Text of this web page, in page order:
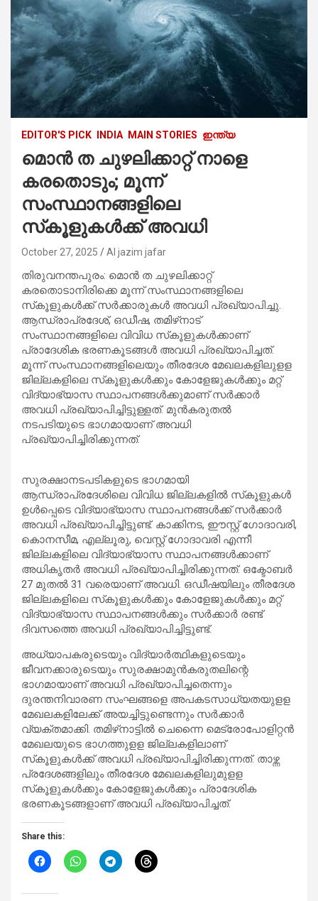
EDITOR'S PICK INDIA MAIN STORIES ഇന്ത്യ
മൊന്‍ ത ചുഴലിക്കാറ്റ് നാളെ
കരതൊടും; മൂന്ന്
സംസ്ഥാനങ്ങളിലെ
സ്‌കൂളുകള്‍ക്ക് അവധി
October 27, 2025 Al jazim jafar
തിരുവനന്തപുരം: മൊന്‍ ത ചുഴലിക്കാറ്റ്
കരതൊടാനിരിക്കെ മൂന്ന് സംസ്ഥാനങ്ങളിലെ
സ്‌കൂളുകള്‍ക്ക് സര്‍ക്കാരുകള്‍ അവധി പ്രഖ്യാപിച്ചു.
ആന്ധ്രാപ്രദേശ്, ഒഡീഷ, തമിഴ്‌നാട്
സംസ്ഥാനങ്ങളിലെ വിവിധ സ്‌കൂളുകള്‍ക്കാണ്
പ്രാദേശിക ഭരണകൂടങ്ങള്‍ അവധി പ്രഖ്യാപിച്ചത്.
മൂന്ന് സംസ്ഥാനങ്ങളിലെയും തീരദേശ മേഖലകളിലുളള
ജില്ലകളിലെ സ്‌കൂളുകള്‍ക്കും കോളേജുകള്‍ക്കും മറ്റ്
വിദ്യാഭ്യാസ സ്ഥാപനങ്ങള്‍ക്കുമാണ് സര്‍ക്കാര്‍
അവധി പ്രഖ്യാപിച്ചിട്ടുള്ളത്. മുന്‍കരുതല്‍
നടപടിയുടെ ഭാഗമായാണ് അവധി
പ്രഖ്യാപിച്ചിരിക്കുന്നത്.
സുരക്ഷാനടപടികളുടെ ഭാഗമായി
ആന്ധ്രാപ്രദേശിലെ വിവിധ ജില്ലകളില്‍ സ്‌കൂളുകള്‍
ഉള്‍പ്പെടെ വിദ്യാഭ്യാസ സ്ഥാപനങ്ങള്‍ക്ക് സര്‍ക്കാര്‍
അവധി പ്രഖ്യാപിച്ചിട്ടുണ്ട്. കാക്കിനട, ഈസ്റ്റ് ഗോദാവരി,
കൊനസീമ, എല്ലൂരു, വെസ്റ്റ് ഗോദാവരി എന്നീ
ജില്ലകളിലെ വിദ്യാഭ്യാസ സ്ഥാപനങ്ങള്‍ക്കാണ്
അധികൃതര്‍ അവധി പ്രഖ്യാപിച്ചിരിക്കുന്നത്. ഒക്ടോബര്‍
27 മുതല്‍ 31 വരെയാണ് അവധി. ഒഡീഷയിലും തീരദേശ
ജില്ലകളിലെ സ്‌കൂളുകള്‍ക്കും കോളേജുകള്‍ക്കും മറ്റ്
വിദ്യാഭ്യാസ സ്ഥാപനങ്ങള്‍ക്കും സര്‍ക്കാര്‍ രണ്ട്
ദിവസത്തെ അവധി പ്രഖ്യാപിച്ചിട്ടുണ്ട്.
അധ്യാപകരുടെയും വിദ്യാര്‍ത്ഥികളുടെയും
ജീവനക്കാരുടെയും സുരക്ഷാമുന്‍കരുതലിന്റെ
ഭാഗമായാണ് അവധി പ്രഖ്യാപിച്ചതെന്നും
ദുരന്തനിവാരണ സംഘങ്ങളെ അപകടസാധ്യതയുളള
മേഖലകളിലേക്ക് അയച്ചിട്ടുണ്ടെന്നും സര്‍ക്കാര്‍
വ്യക്തമാക്കി. തമിഴ്‌നാട്ടില്‍ ചെന്നൈ മെട്രോപോളിറ്റന്‍
മേഖലയുടെ ഭാഗത്തുളള ജില്ലകളിലാണ്
സ്‌കൂളുകള്‍ക്ക് അവധി പ്രഖ്യാപിച്ചിരിക്കുന്നത്. താഴ്ന്ന
പ്രദേശങ്ങളിലും തീരദേശ മേഖലകളിലുമുളള
സ്‌കൂളുകള്‍ക്കും കോളേജുകള്‍ക്കും പ്രാദേശിക
ഭരണകൂടങ്ങളാണ് അവധി പ്രഖ്യാപിച്ചത്.
Share this: